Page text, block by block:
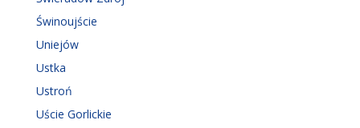
Świnoujście
Uniejów
Ustka
Ustroń
Uście Gorlickie